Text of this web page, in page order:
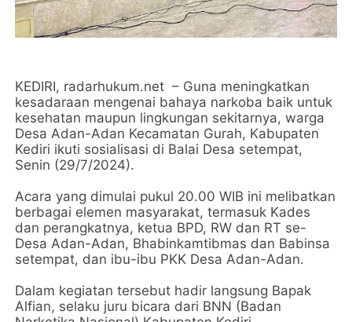
KEDIRI, radarhukum.net – Guna meningkatkan
kesadaraan mengenai bahaya narkoba baik untuk
kesehatan maupun lingkungan sekitarnya, warga
Desa Adan-Adan Kecamatan Gurah, Kabupaten
Kediri ikuti sosialisasi di Balai Desa setempat,
Senin (29/7/2024).
Acara yang dimulai pukul 20.00 WIB ini melibatkan
berbagai elemen masyarakat, termasuk Kades
dan perangkatnya, ketua BPD, RW dan RT se-
Desa Adan-Adan, Bhabinkamtibmas dan Babinsa
setempat, dan ibu-ibu PKK Desa Adan-Adan.
Dalam kegiatan tersebut hadir langsung Bapak
Alfian, selaku juru bicara dari BNN (Badan